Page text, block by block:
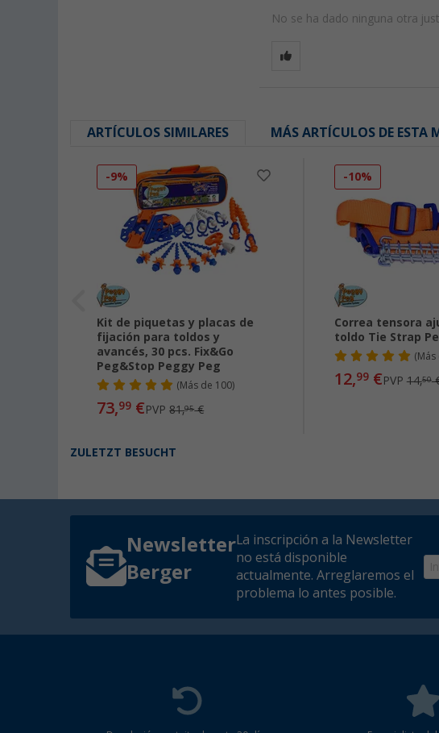
No se ha dado ninguna otra
ARTÍCULOS SIMILARES MÁS ARTÍCULOS DE ESTA
-9%
Kit de piquetas y placas de
fijación para toldos y
avancés, 30 pcs. Fix&Go
Peg&Stop Peggy Peg
( Más de 100)
73,99 €PVP81,95€
-10%
Correa tensora
toldo Tie Strap
( Más
12,99€PVP 14,50
ZULETZT BESUCHT
Newsletter
Berger
La inscripción a la Newsletter
no está disponible
actualmente. Arreglaremos el
problema lo antes posible.